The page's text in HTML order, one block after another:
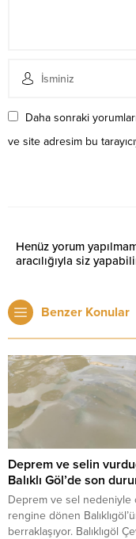
Daha sonraki
ve site adresim bu
Henüz yorum
aracılığıyla siz
Benzer Konular
Deprem ve selin
Balıklı Göl’de son
Deprem ve sel nedeniyle
rengine dönen
berraklaşıyor. Balıklıgöl